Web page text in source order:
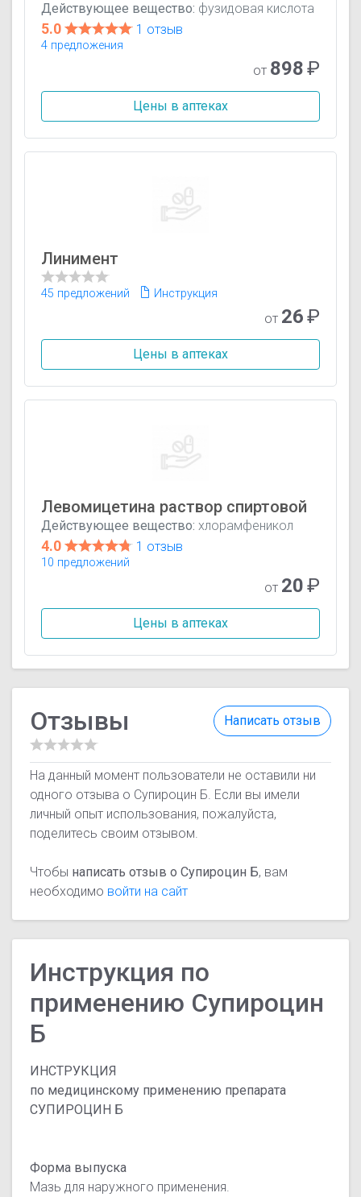
Действующее вещество: фузидовая кислота
5.0 1 отзыв
4 предложения
от 898₽
Цены в аптеках
Линимент
45 предложений Инструкция
от 26₽
Цены в аптеках
Левомицетина раствор спиртовой
Действующее вещество: хлорамфеникол
4.0 1 отзыв
10 предложений
от 20₽
Цены в аптеках
Написать отзыв
Отзывы
На данный момент пользователи не оставили ни
одного отзыва о Супироцин Б. Если вы имели
личный опыт использования, пожалуйста,
поделитесь своим отзывом.
Чтобы написать отзыв о Супироцин Б, вам
необходимо войти на сайт
Инструкция по
применению Супироцин
Б
ИНСТРУКЦИЯ
по медицинскому применению препарата
СУПИРОЦИН Б
Форма выпуска
Мазь для наружного применения.